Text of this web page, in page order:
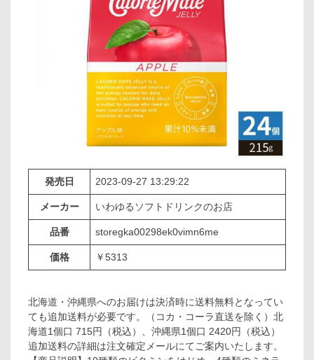
発売日 2023-09-27 13:29:22
メーカー いわゆるソフトドリンクのお店
品番 storegka00298ek0vimn6me
価格 ￥5313
北海道・沖縄県へのお届けは決済時に送料無料となってい
ても追加送料が必要です。（コカ・コーラ直送を除く）北
海道1個口 715円（税込）、沖縄県1個口 2420円（税込）
追加送料の詳細は注文確定メールにてご案内いたします。